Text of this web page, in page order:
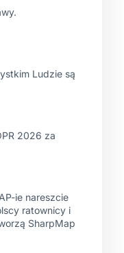
Ludzie są
2026 za
ie nareszcie
ratownicy i
SharpMap